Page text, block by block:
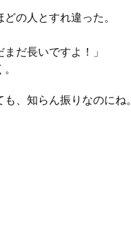
の人とすれ違った。
だ長いですよ！」
、知らん振りなのにね。